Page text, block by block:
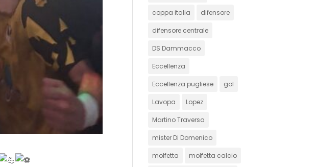
coppa italia difensore
difensore centrale
DS Dammacco
Eccellenza
Eccellenza pugliese gol
Lavopa Lopez
Martino Traversa
mister Di Domenico
molfetta molfetta calcio